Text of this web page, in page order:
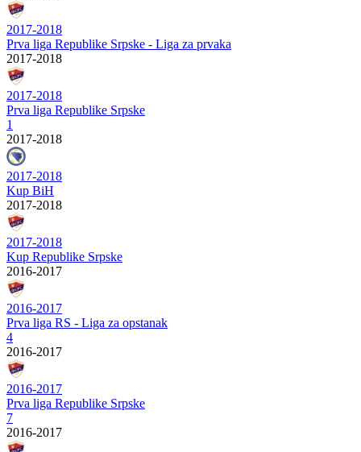
2017-2018
Prva liga Republike Srpske - Liga za prvaka
2017-2018
2017-2018
Prva liga Republike Srpske
1
2017-2018
2017-2018
Kup BiH
2017-2018
2017-2018
Kup Republike Srpske
2016-2017
2016-2017
Prva liga RS - Liga za opstanak
4
2016-2017
2016-2017
Prva liga Republike Srpske
7
2016-2017